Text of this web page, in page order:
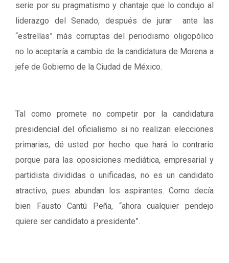
serie por su pragmatismo y chantaje que lo condujo al
liderazgo del Senado, después de jurar ante las
“estrellas” más corruptas del periodismo oligopólico
no lo aceptaría a cambio de la candidatura de Morena a
jefe de Gobierno de la Ciudad de México.
Tal como promete no competir por la candidatura
presidencial del oficialismo si no realizan elecciones
primarias, dé usted por hecho que hará lo contrario
porque para las oposiciones mediática, empresarial y
partidista divididas o unificadas, no es un candidato
atractivo, pues abundan los aspirantes. Como decía
bien Fausto Cantú Peña, “ahora cualquier pendejo
quiere ser candidato a presidente”.